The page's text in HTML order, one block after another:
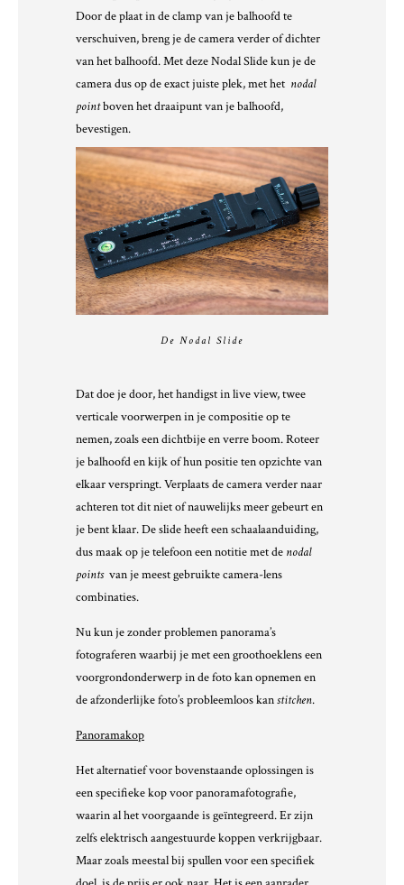
Door de plaat in de clamp van je balhoofd te
verschuiven, breng je de camera verder of dichter
van het balhoofd. Met deze Nodal Slide kun je de
camera dus op de exact juiste plek, met het nodal
pointboven het draaipunt van je balhoofd,
bevestigen.
De Nodal Slide
Dat doe je door, het handigst in live view, twee
verticale voorwerpen in je compositie op te
nemen, zoals een dichtbije en verre boom. Roteer
je balhoofd en kijk of hun positie ten opzichte van
elkaar verspringt. Verplaats de camera verder naar
achteren tot dit niet of nauwelijks meer gebeurt en
je bent klaar. De slide heeft een schaalaanduiding,
dus maak op je telefoon een notitie met de nodal
points van je meest gebruikte camera-lens
combinaties.
Nu kun je zonder problemen panorama’s
fotograferen waarbij je met een groothoeklens een
voorgrondonderwerp in de foto kan opnemen en
de afzonderlijke foto’s probleemloos kanstitchen.
Panoramakop
Het alternatief voor bovenstaande oplossingen is
een specifieke kop voor panoramafotografie,
waarin al het voorgaande is geïntegreerd. Er zijn
zelfs elektrisch aangestuurde koppen verkrijgbaar.
Maar zoals meestal bij spullen voor een specifiek